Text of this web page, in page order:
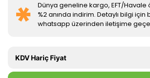
Dünya geneline kargo, EFT/
%2 anında indirim. Detaylı bilgi için
whatsapp üzerinden iletişime
KDV Hariç Fiyat